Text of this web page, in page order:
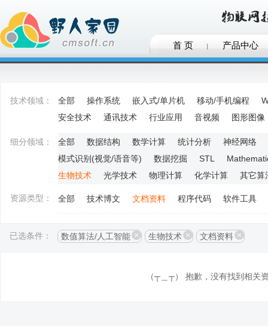
首 页 产品中心
技术领域： 全部 操作系统 嵌入式/单片机 移动/手机编程
安全技术
通讯技术 行业应用 音视频 图形图像
细分领域： 全部 数据结构 数学计算 统计分析
神经网络
模式识别(视觉/语音等)
数据挖掘 STL
生物技术
光学技术 物理计算 化学计算 其它算
资源类型： 全部 技术博文 文档资料 程序代码 软件工具
已选条件： 数值算法/人工智能 生物技术 文档资料
（┬＿┬） 抱歉，没有找到相关